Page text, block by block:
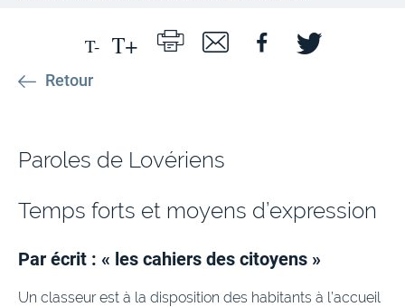
Retour
Paroles de Lovériens
Temps forts et moyens d’expression
Par écrit : « les cahiers des citoyens »
Un classeur est à la disposition des habitants à l’accueil